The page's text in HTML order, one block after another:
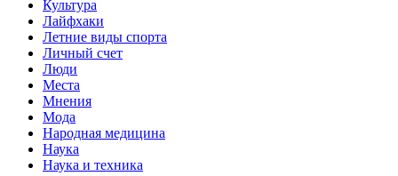
Культура
Лайфхаки
Летние виды спорта
Личный счет
Люди
Места
Мнения
Мода
Народная медицина
Наука
Наука и техника